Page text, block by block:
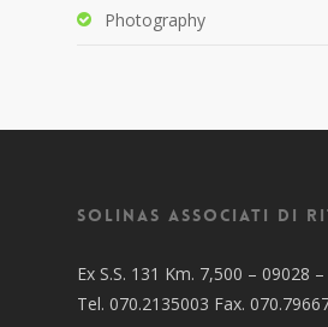
Photography
Solinas Associati di
Ex S.S. 131 Km. 7,500 – 09028
Tel. 070.2135003 Fax.